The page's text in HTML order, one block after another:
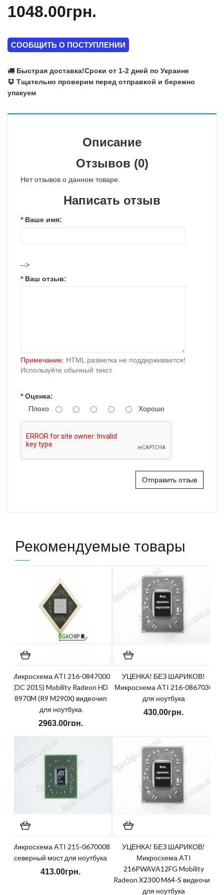
1048.00грн.
СООБЩИТЬ О ПОСТУПЛЕНИИ
Быстрая доставка!Сроки от 1-2 дней по Украине
Тщательно проверим перед отправкой и бережно
упакуем
Описание
Отзывов (0)
Нет отзывов о данном товаре.
Написать отзыв
Ваше имя:
-->
Ваш отзыв:
Примечание: HTML разметка не поддерживается!
Используйте обычный текст.
Оценка:
Плохо
Хорошо
Отправить отзыв
Рекомендуемые товары
Микросхема ATI 216-0847000
(DC 2015) Mobility Radeon HD
8970M (R9 M290X) видеочип
для ноутбука
2963.00грн.
УЦЕНКА! БЕЗ ШАРИКОВ!
Микросхема ATI 216-0867030
для ноутбука
430.00грн.
Микросхема ATI 215-0670008
северный мост для ноутбука
413.00грн.
УЦЕНКА! БЕЗ ШАРИКОВ!
Микросхема ATI
216PWAVA12FG Mobility
Radeon X2300 M64-S видеочип
для ноутбука